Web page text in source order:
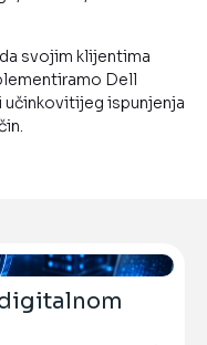
svojim klijentima
Dell
učinkovitijeg ispunjenja